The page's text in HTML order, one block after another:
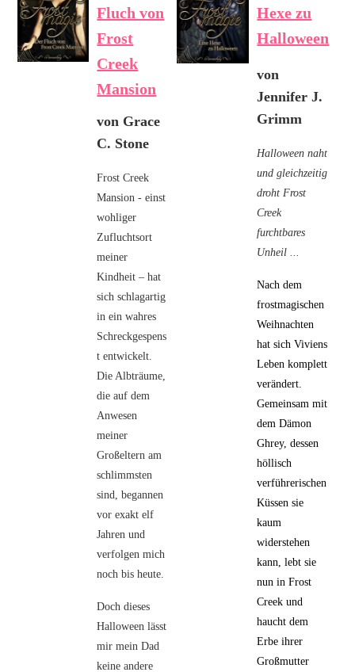
Fluch von
Frost
Creek
Mansion
von Grace
C. Stone
Frost Creek
Mansion - einst
wohliger
Zufluchtsort
meiner
Kindheit – hat
sich schlagartig
in ein wahres
Schreckgespens
t entwickelt.
Die Albträume,
die auf dem
Anwesen
meiner
Großeltern am
schlimmsten
sind, begannen
vor exakt elf
Jahren und
verfolgen mich
noch bis heute.
Doch dieses
Halloween lässt
mir mein Dad
keine andere
Hexe zu
Halloween
von
Jennifer J.
Grimm
Halloween naht
und gleichzeitig
droht Frost
Creek
furchtbares
Unheil ...
Nach dem
frostmagischen
Weihnachten
hat sich Viviens
Leben komplett
verändert.
Gemeinsam mit
dem Dämon
Ghrey, dessen
höllisch
verführerischen
Küssen sie
kaum
widerstehen
kann, lebt sie
nun in Frost
Creek und
haucht dem
Erbe ihrer
Großmutter